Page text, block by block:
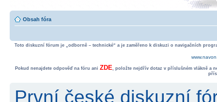
Obsah fóra
Toto diskuzní fórum je „odborně – technické“ a je zaměřeno k diskuzi o navigačních
Pokud nenajdete odpověď na fóru ani ZDE, položte nejdřív dotaz v příslušném vlákně a
První české diskuzní